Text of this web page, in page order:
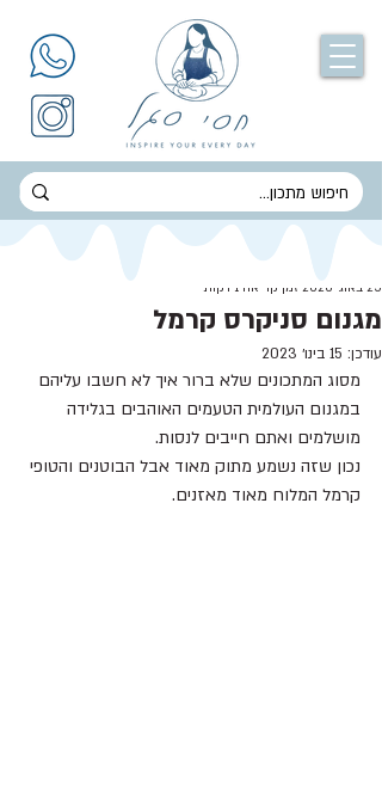
מגנום סניקרס קרמל
25 באוג׳ 2020
זמן קריאה 1 דקות
עודכן: 15 בינו׳ 2023
מסוג המתכונים שלא ברור איך לא חשבו עליהם
במגנום העולמית הטעמים האוהבים בגלידה
מושלמים ואתם חייבים לנסות.
נכון שזה נשמע מתוק מאוד אבל הבוטנים והטופי
קרמל המלוח מאוד מאזנים.